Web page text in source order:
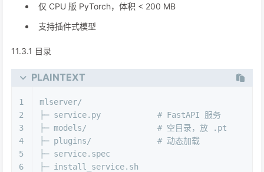
仅 CPU 版 PyTorch，体积 < 200 MB
支持插件式模型
11.3.1 目录
PLAINTEXT
1
2
3
4
5
6
mlserver/
├─ service.py            # FastAPI 服务
├─ models/               # 空目录，放 .pt
├─ plugins/              # 动态加载
├─ service.spec
├─ install_service.sh